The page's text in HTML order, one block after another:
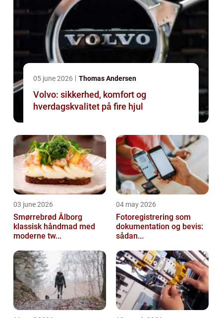
05 june 2026 Thomas Andersen
Volvo: sikkerhed, komfort og
hverdagskvalitet på fire hjul
03 june 2026
Smørrebrød Ålborg
klassisk håndmad med
moderne tw...
04 may 2026
Fotoregistrering som
dokumentation og bevis:
sådan...